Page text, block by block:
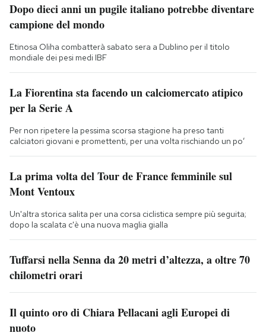
Dopo dieci anni un pugile italiano potrebbe diventare
campione del mondo
Etinosa Oliha combatterà sabato sera a Dublino per il titolo
mondiale dei pesi medi IBF
La Fiorentina sta facendo un calciomercato atipico
per la Serie A
Per non ripetere la pessima scorsa stagione ha preso tanti
calciatori giovani e promettenti, per una volta rischiando un po’
La prima volta del Tour de France femminile sul
Mont Ventoux
Un'altra storica salita per una corsa ciclistica sempre più seguita;
dopo la scalata c'è una nuova maglia gialla
Tuffarsi nella Senna da 20 metri d’altezza, a oltre 70
chilometri orari
Il quinto oro di Chiara Pellacani agli Europei di
nuoto